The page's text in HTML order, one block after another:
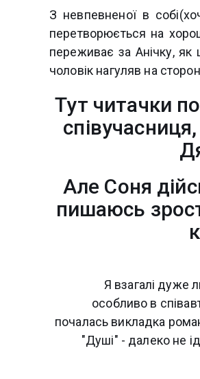
З невпевненої в
перетворюється на
переживає за Анічку,
чоловік нагуляв на
Тут читачки
Але Соня
пишаюсь
Я взагалі дуже
особливо в
почалась викладка
"Душі" - далеко не